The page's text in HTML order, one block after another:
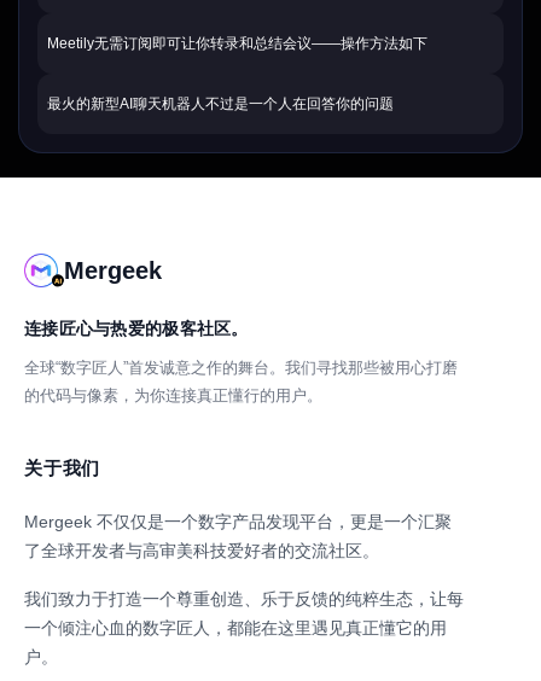
Meetily无需订阅即可让你转录和总结会议——操作方法如下
最火的新型AI聊天机器人不过是一个人在回答你的问题
Mergeek
连接匠心与热爱的极客社区。
全球“数字匠人”首发诚意之作的舞台。我们寻找那些被用心打磨
的代码与像素，为你连接真正懂行的用户。
关于我们
Mergeek 不仅仅是一个数字产品发现平台，更是一个汇聚
了全球开发者与高审美科技爱好者的交流社区。
我们致力于打造一个尊重创造、乐于反馈的纯粹生态，让每
一个倾注心血的数字匠人，都能在这里遇见真正懂它的用
户。